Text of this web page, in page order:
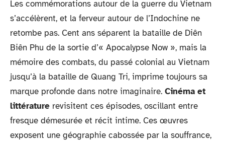
Les commémorations autour de la guerre du Vietnam
s’accélèrent, et la ferveur autour de l’Indochine ne
retombe pas. Cent ans séparent la bataille de Diên
Biên Phu de la sortie d’« Apocalypse Now », mais la
mémoire des combats, du passé colonial au Vietnam
jusqu’à la bataille de Quang Tri, imprime toujours sa
marque profonde dans notre imaginaire. Cinéma et
littérature revisitent ces épisodes, oscillant entre
fresque démesurée et récit intime. Ces œuvres
exposent une géographie cabossée par la souffrance,